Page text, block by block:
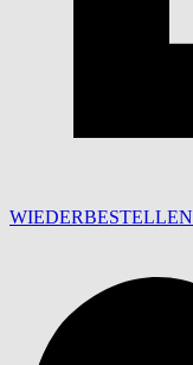
WIEDERBESTELLEN